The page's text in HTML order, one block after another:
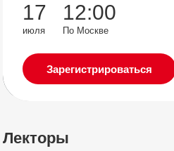
17
июля
12:00
По Москве
Зарегистрироваться
Лекторы